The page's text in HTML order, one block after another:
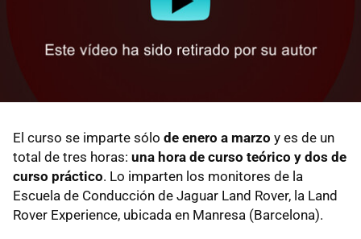
El curso se imparte sólo de enero a marzo y es de un
total de tres horas: una hora de curso teórico y dos de
curso práctico. Lo imparten los monitores de la
Escuela de Conducción de Jaguar Land Rover, la Land
Rover Experience, ubicada en Manresa (Barcelona).